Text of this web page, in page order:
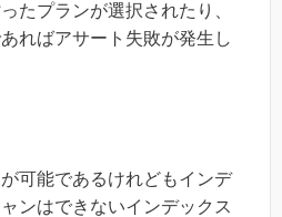
たプランが選択されたり、
ればアサート失敗が発生し
可能であるけれどもインデ
ンはできないインデックス